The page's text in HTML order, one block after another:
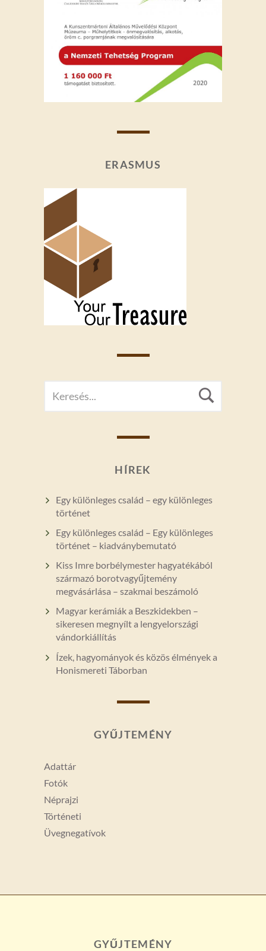
ERASMUS
FOR:
HÍREK
Egy különleges család – egy különleges
történet
Egy különleges család – Egy különleges
történet – kiadványbemutató
Kiss Imre borbélymester hagyatékából
származó borotvagyűjtemény
megvásárlása – szakmai beszámoló
Magyar kerámiák a Beszkidekben –
sikeresen megnyílt a lengyelországi
vándorkiállítás
Ízek, hagyományok és közös élmények a
Honismereti Táborban
GYŰJTEMÉNY
Adattár
Fotók
Néprajzi
Történeti
Üvegnegatívok
GYŰJTEMÉNY